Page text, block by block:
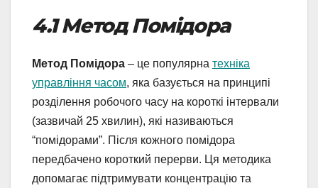
4.1 Метод Помідора
Метод Помідора – це популярна техніка
управління часом, яка базується на принципі
розділення робочого часу на короткі інтервали
(зазвичай 25 хвилин), які називаються
“помідорами”. Після кожного помідора
передбачено короткий перерви. Ця методика
допомагає підтримувати концентрацію та